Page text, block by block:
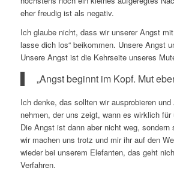
eher freudig ist als negativ.
Ich glaube nicht, dass wir unserer Angst
lasse dich los“ beikommen. Unsere Angst
Unsere Angst ist die Kehrseite unseres
„Angst beginnt im Kopf. Mut
Ich denke, das sollten wir ausprobieren
nehmen, der uns zeigt, wann es wirklich
Die Angst ist dann aber nicht weg, sondern
wir machen uns trotz und mir ihr auf den
wieder bei unserem Elefanten, das geht
Verfahren.